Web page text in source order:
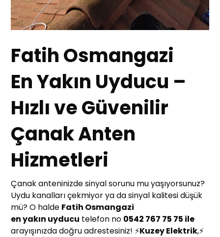
Fatih Osmangazi
En Yakın Uyducu –
Hızlı ve Güvenilir
Çanak Anten
Hizmetleri
Çanak anteninizde sinyal sorunu mu yaşıyorsunuz?
Uydu kanalları çekmiyor ya da sinyal kalitesi düşük
mü? O halde Fatih Osmangazi
en yakın uyducu telefon no 0542 767 75 75 ile
arayışınızda doğru adrestesiniz! ⚡Kuzey Elektrik,⚡